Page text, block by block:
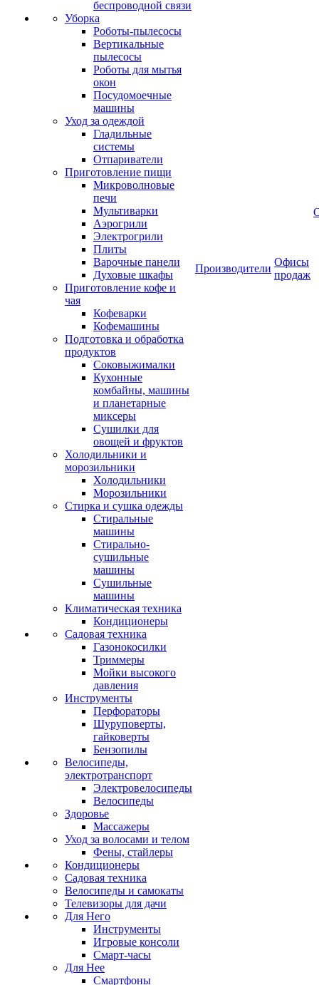
беспроводной связи
Уборка
Роботы-пылесосы
Вертикальные
пылесосы
Роботы для мытья
окон
Посудомоечные
машины
Уход за одеждой
Гладильные
системы
Отпариватели
Приготовление пищи
Микроволновые
печи
Мультиварки
Аэрогрили
Электрогрили
Плиты
Варочные панели
Духовые шкафы
Приготовление кофе и
чая
Кофеварки
Кофемашины
Подготовка и обработка
продуктов
Соковыжималки
Кухонные
комбайны, машины
и планетарные
миксеры
Сушилки для
овощей и фруктов
Холодильники и
морозильники
Холодильники
Морозильники
Стирка и сушка одежды
Стиральные
машины
Стирально-
сушильные
машины
Сушильные
машины
Климатическая техника
Кондиционеры
Садовая техника
Газонокосилки
Триммеры
Мойки высокого
давления
Инструменты
Перфораторы
Шуруповерты,
гайковерты
Бензопилы
Велосипеды,
электротранспорт
Электровелосипеды
Велосипеды
Здоровье
Массажеры
Уход за волосами и телом
Фены, стайлеры
Кондиционеры
Садовая техника
Велосипеды и самокаты
Телевизоры для дачи
Для Него
Инструменты
Игровые консоли
Смарт-часы
Для Нее
Смартфоны
Производители
Офисы
продаж